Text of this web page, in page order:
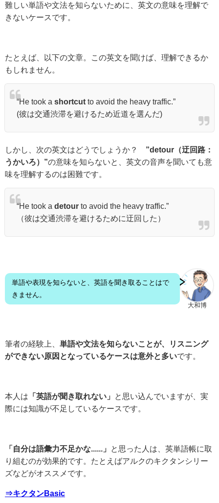
難しい単語や文法を知らないために、英文の意味を理解で
きないケースです。
たとえば、以下の文章。この英文を聞けば、理解できるか
もしれません。
“He took a shortcut to avoid the heavy traffic.”
(彼は交通渋滞を避けるため近道を選んだ)
しかし、次の英文はどうでしょうか？ ”detour（迂回路：
うかいろ）”の意味を知らないと、英文の音声を聞いても意
味を理解するのは困難です。
“He took a detour to avoid the heavy traffic.”
（彼は交通渋滞を避けるために迂回した）
大和博
単語や表現を知らないと、英語を聞き取ることはで
きません。
筆者の経験上、 単語や文法を知らないことが、リスニング
ができない原因となっているケースは意外と多いです。
本人は 「英語が聞き取れない」
と思い込んでいますが、実
際には知識が不足しているケースです。
「自分は語彙力不足かな......」
と思った人は、英単語帳に取
り組むのが効果的です。たとえばアルクのキクタンシリー
ズなどがオススメです。
⇒キクタンBasic